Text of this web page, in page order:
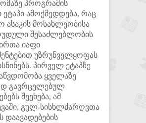
პროგრამის
ეტაპი ამოქმედდება, რაც
ასაკის მოსახლეობისა
შესაძლებლობის
იაფი
უზრუნველყოფას
პირველ ეტაპზე
ყველაზე
გავრცელებულ
შეეხება, ამ
გულ-სისხლძარღვთა
დაავადებების